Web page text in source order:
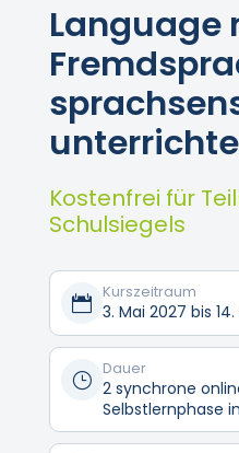
Language
Kostenfrei für
Schulsiegels

Kurszeitraum
3. Mai 2027 bis
}
Dauer
2 synchrone
Selbstlernphase